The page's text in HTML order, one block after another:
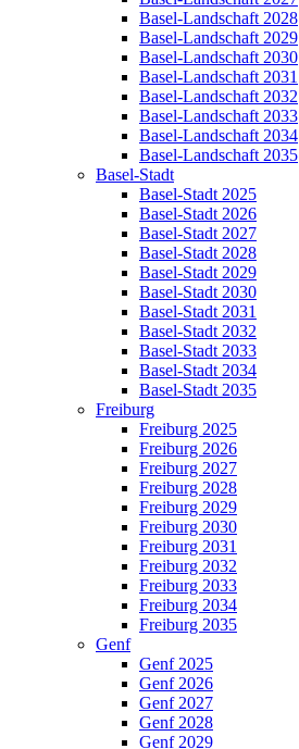
Basel-Landschaft 2028
Basel-Landschaft 2029
Basel-Landschaft 2030
Basel-Landschaft 2031
Basel-Landschaft 2032
Basel-Landschaft 2033
Basel-Landschaft 2034
Basel-Landschaft 2035
Basel-Stadt
Basel-Stadt 2025
Basel-Stadt 2026
Basel-Stadt 2027
Basel-Stadt 2028
Basel-Stadt 2029
Basel-Stadt 2030
Basel-Stadt 2031
Basel-Stadt 2032
Basel-Stadt 2033
Basel-Stadt 2034
Basel-Stadt 2035
Freiburg
Freiburg 2025
Freiburg 2026
Freiburg 2027
Freiburg 2028
Freiburg 2029
Freiburg 2030
Freiburg 2031
Freiburg 2032
Freiburg 2033
Freiburg 2034
Freiburg 2035
Genf
Genf 2025
Genf 2026
Genf 2027
Genf 2028
Genf 2029